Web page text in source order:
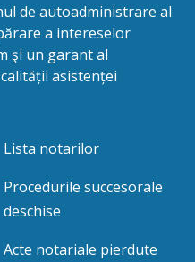
de autoadministrare al
a intereselor
şi un garant al
asistenței
Lista notarilor
Procedurile succesorale
deschise
Acte notariale pierdute